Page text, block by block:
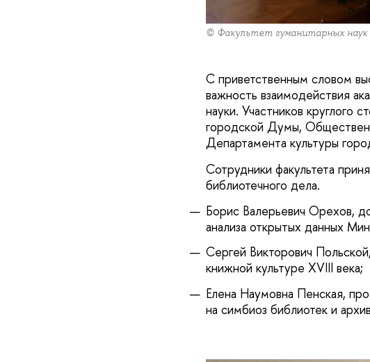
© Факультет гуманитарных наук
С приветственным словом
важность взаимодействия
науки. Участников круглого
городской Думы,
Департамента культуры
Сотрудники факультета
библиотечного дела.
Борис Валерьевич Орехов,
анализа открытых данных
Сергей Викторович
книжной культуре XVIII века;
Елена Наумовна Пенская,
на симбиоз библиотек и